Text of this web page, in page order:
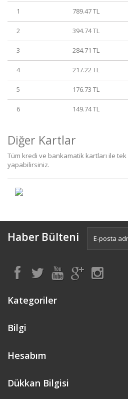
1 789.47 TL
2 394.74 TL
3 284.71 TL
4 217.22 TL
5 176.73 TL
6 149.74 TL
Diğer Kartlar
Tüm kredi ve bankamatik kartları ile
yapabilirsiniz.
Haber Bülteni
Kategoriler
Bilgi
Hesabım
Dükkan Bilgisi